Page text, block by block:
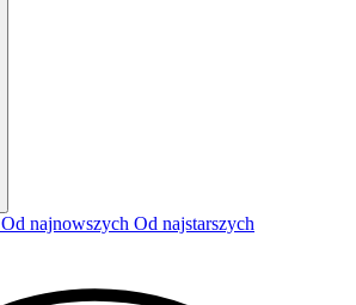
Od najnowszych Od najstarszych